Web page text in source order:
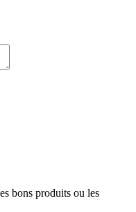
bons produits ou les